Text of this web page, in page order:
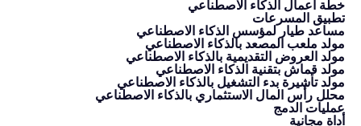
خطة أعمال الذكاء الاصطناعي
تطبيق المسرعات
مساعد طيار لمؤسس الذكاء الاصطناعي
مولد ملعب المصعد بالذكاء الاصطناعي
مولد العروض التقديمية بالذكاء الاصطناعي
مولد قماش بتقنية الذكاء الاصطناعي
مولد تأشيرة بدء التشغيل بالذكاء الاصطناعي
محلل رأس المال الاستثماري بالذكاء الاصطناعي
عمليات الدمج
أداة مجانية